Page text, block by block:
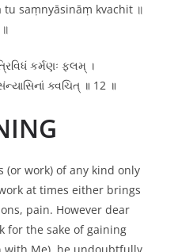
saṃnyāsināṃ kvachit ॥
કર્મણઃ ફલમ્ ।
ક્વચિત્ ॥ 12 ॥
work) of any kind only
at times either brings
pain. However dear
for the sake of gaining